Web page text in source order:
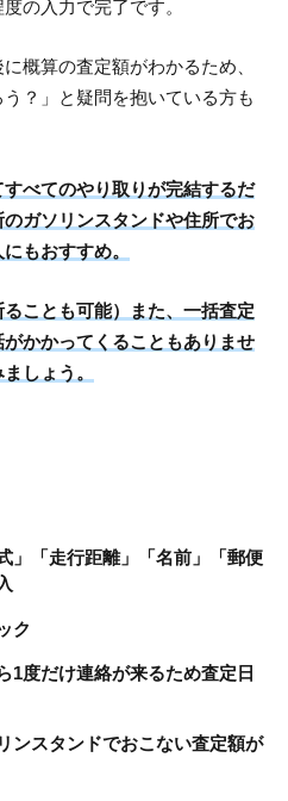
の入力で完了です。
概算の査定額がわかるため、
う？」と疑問を抱いている方も
すべてのやり取りが完結するだ
ガソリンスタンドや住所でお
もおすすめ。
ことも可能）また、一括査定
かかってくることもありませ
しょう。
」「走行距離」「名前」「郵便
ク
1度だけ連絡が来るため査定日
ンスタンドでおこない査定額が